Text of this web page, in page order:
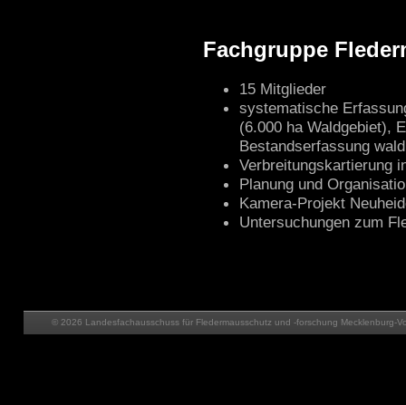
Fachgruppe
15 Mitglieder
systematische
(6.000 ha Waldgebiet),
Bestandserfassung
Verbreitungskartierung
Planung und
Kamera-Projekt
Untersuchungen zum
© 2026 Landesfachausschuss für Fledermausschutz und -forschung Mecklenburg-